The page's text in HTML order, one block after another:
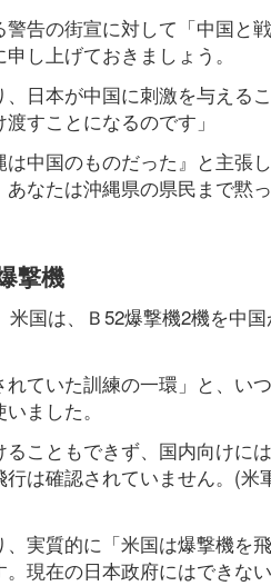
告の街宣に対して「中国と
し上げておきましょう。
日本が中国に刺激を与える
すことになるのです」
中国のものだった』と主張
なたは沖縄県の県民まで黙
撃機
国は、Ｂ52爆撃機2機を中
ていた訓練の一環」と、い
ました。
こともできず、国内向けに
は確認されていません。(
実質的に「米国は爆撃機を
現在の日本政府にはできない